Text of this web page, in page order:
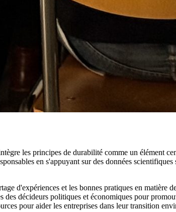
les principes de durabilité comme un élément
en s'appuyant sur des données scientifiques
d'expériences et les bonnes pratiques en matière
des décideurs politiques et économiques pour
pour aider les entreprises dans leur transition